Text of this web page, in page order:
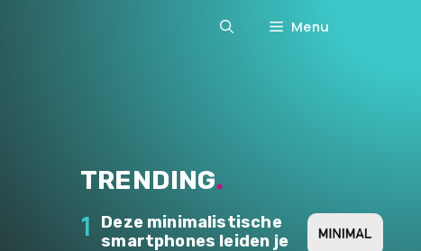
Menu
TRENDING.
1
Deze minimalistische
smartphones leiden je